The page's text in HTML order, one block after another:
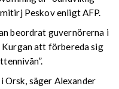
Peskov enligt AFP.
beordrat guvernörerna i
Kurgan att förbereda sig
Orsk, säger Alexander